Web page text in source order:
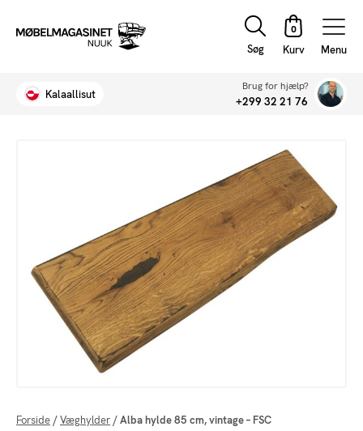
Søg Menu
Kalaallisut
Brug for hjælp?
+299 32 21 76
Forside /Væghylder /Alba hylde 85 cm, vintage – FSC